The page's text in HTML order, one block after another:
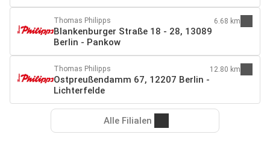
Thomas Philipps
Blankenburger Straße 18 - 28, 13089
Berlin - Pankow
6.68 km
Thomas Philipps
Ostpreußendamm 67, 12207 Berlin -
Lichterfelde
12.80 km
Alle Filialen